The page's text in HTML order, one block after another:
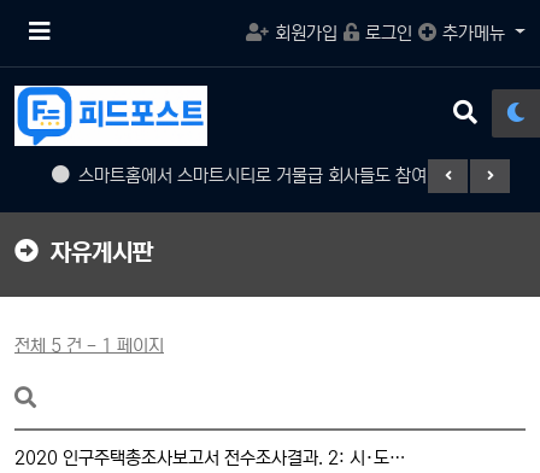
메
튼
회원가입 로그인 추가메뉴
스마트홈에서 스마트시티로 거물급 회사들도 참여 게임의
검
버
자유게시판
전체 5 건 - 1 페이지
2020 인구주택총조사보고서 전수조사결과. 2: 시·도…